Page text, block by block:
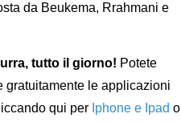
da Beukema, Rrahmani e
tutto il giorno! Potete
gratuitamente le applicazioni
qui per Iphone e Ipad o